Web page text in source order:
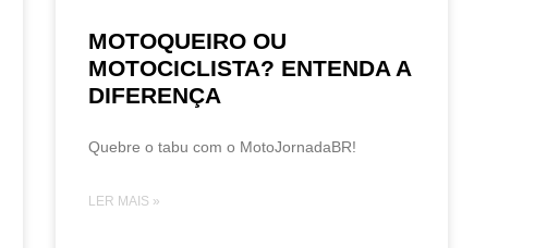
MOTOQUEIRO OU
MOTOCICLISTA? ENTENDA A
DIFERENÇA
Quebre o tabu com o MotoJornadaBR!
LER MAIS »